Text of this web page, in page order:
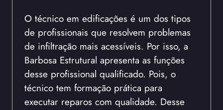
O técnico em edificações é um dos tipos
de profissionais que resolvem problemas
de infiltração mais acessíveis. Por isso, a
Barbosa Estrutural apresenta as funções
desse profissional qualificado. Pois, o
técnico tem formação prática para
executar reparos com qualidade. Desse